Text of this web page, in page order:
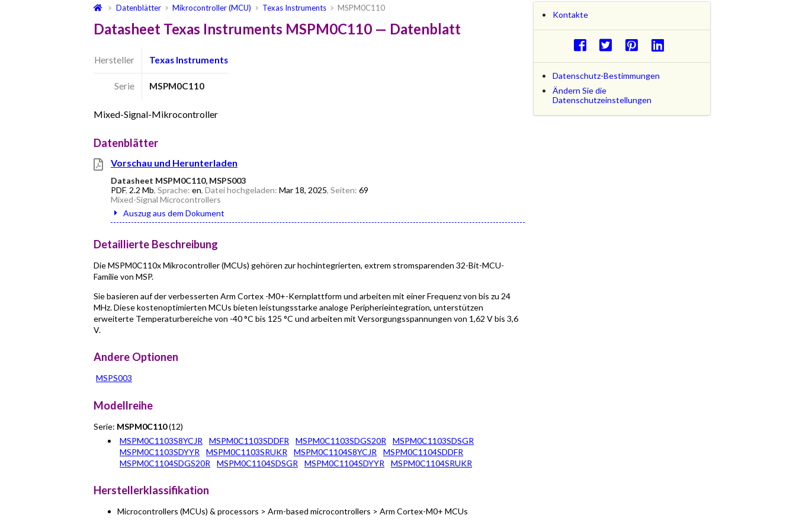
Datenblätter Mikrocontroller (MCU) Texas Instruments MSPM0C110
Datasheet Texas Instruments MSPM0C110 — Datenblatt
Hersteller Texas Instruments
Serie MSPM0C110
Mixed-Signal-Mikrocontroller
Datenblätter
Vorschau und Herunterladen
Datasheet MSPM0C110, MSPS003
PDF, 2.2 Mb, Sprache: en, Datei hochgeladen: Mar 18, 2025, Seiten: 69
Mixed-Signal Microcontrollers
Auszug aus dem Dokument
Detaillierte Beschreibung
Die MSPM0C110x Mikrocontroller (MCUs) gehören zur hochintegrierten, extrem stromsparenden 32-Bit-MCU-
Familie von MSP.
Sie basieren auf der verbesserten Arm Cortex -M0+-Kernplattform und arbeiten mit einer Frequenz von bis zu 24
MHz. Diese kostenoptimierten MCUs bieten leistungsstarke analoge Peripherieintegration, unterstützen
erweiterte Temperaturbereiche von -40 °C bis 125 °C und arbeiten mit Versorgungsspannungen von 1,62 V bis 3,6
V.
Andere Optionen
MSPS003
Modellreihe
Serie: MSPM0C110(12)
MSPM0C1103S8YCJR
MSPM0C1103SDDFR MSPM0C1103SDGS20R
MSPM0C1103SDSGR
MSPM0C1103SDYYR
MSPM0C1103SRUKR MSPM0C1104S8YCJR
MSPM0C1104SDDFR
MSPM0C1104SDGS20R
MSPM0C1104SDSGR MSPM0C1104SDYYR MSPM0C1104SRUKR
Herstellerklassifikation
Microcontrollers (MCUs) & processors > Arm-based microcontrollers > Arm Cortex-M0+ MCUs
Kontakte
Datenschutz-Bestimmungen
Ändern Sie die
Datenschutzeinstellungen